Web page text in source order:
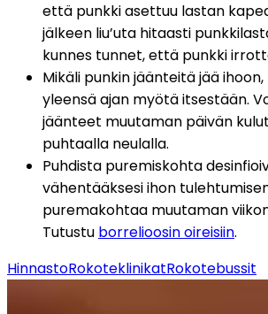
että punkki asettuu lastan
jälkeen liu’uta hitaasti
kunnes tunnet, että punkki
Mikäli punkin jäänteitä jää
yleensä ajan myötä itsestään.
jäänteet muutaman päivän
puhtaalla neulalla.
Puhdista puremiskohta
vähentääksesi ihon
puremakohtaa muutaman
Tutustu borrelioosin oireisiin.
HinnastoRokoteklinikatRokotebussit